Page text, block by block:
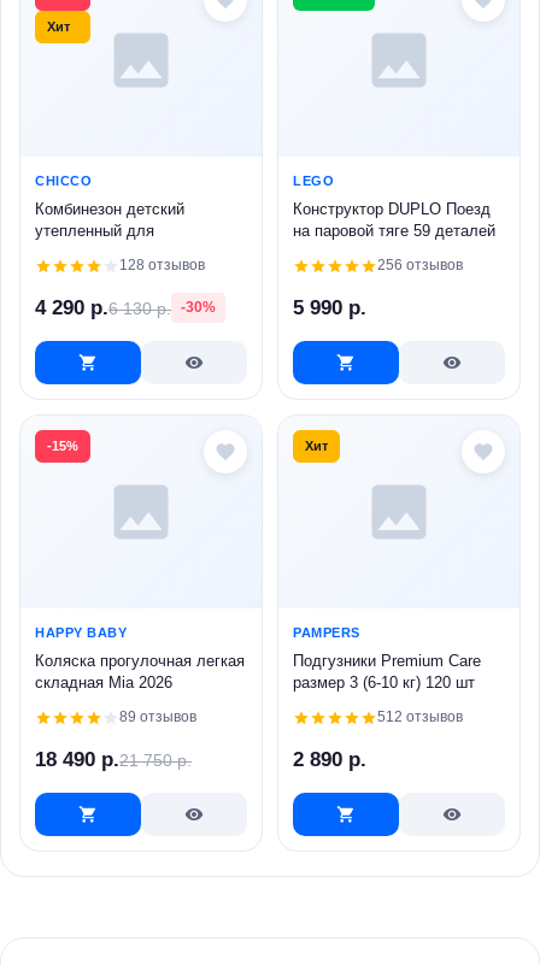
Хит
CHICCO
Комбинезон детский
утепленный для
128 отзывов
4 290 р.6 130 р. -30%
LEGO
Конструктор DUPLO Поезд
на паровой тяге 59 деталей
256 отзывов
5 990 р.
-15%
HAPPY BABY
Коляска прогулочная легкая
складная Mia 2026
89 отзывов
18 490 р.21 750 р.
Хит
PAMPERS
Подгузники Premium Care
размер 3 (6-10 кг) 120 шт
512 отзывов
2 890 р.